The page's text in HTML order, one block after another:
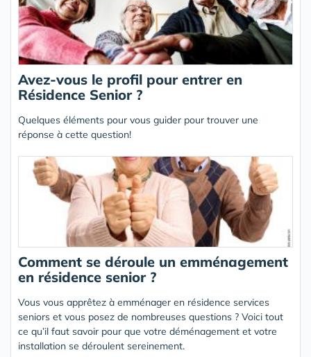
Avez-vous le profil pour entrer en
Résidence Senior ?
Quelques éléments pour vous guider pour trouver une
réponse à cette question!
Comment se déroule un emménagement
en résidence senior ?
Vous vous apprêtez à emménager en résidence services
seniors et vous posez de nombreuses questions ? Voici tout
ce qu’il faut savoir pour que votre déménagement et votre
installation se déroulent sereinement.